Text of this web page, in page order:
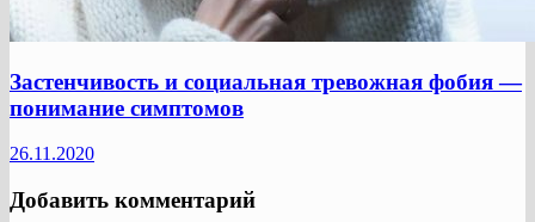
Застенчивость и социальная тревожная фобия —
понимание симптомов
26.11.2020
Добавить комментарий